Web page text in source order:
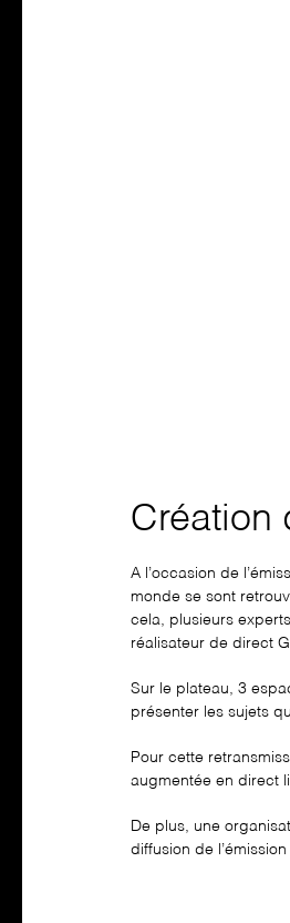
Création
A l’occasion de
monde se sont
cela, plusieurs
réalisateur de direct
Sur le plateau, 3
présenter les sujets
Pour cette
augmentée en direct
De plus, une
diffusion de